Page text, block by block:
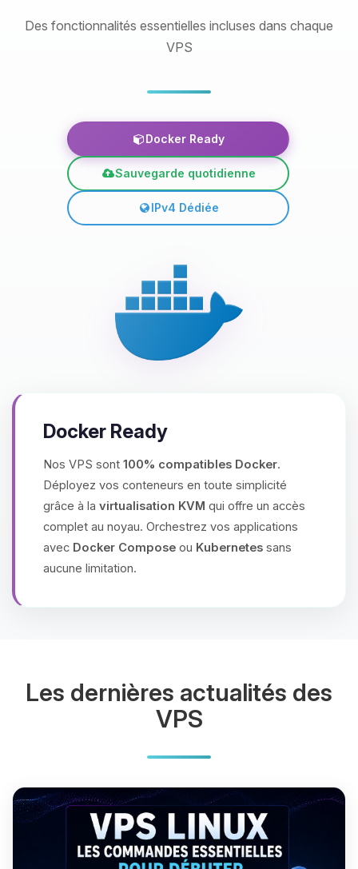
Des fonctionnalités essentielles incluses dans chaque
VPS
Docker Ready
Sauvegarde quotidienne
IPv4 Dédiée
Docker Ready
Nos VPS sont 100% compatibles Docker.
Déployez vos conteneurs en toute simplicité
grâce à la virtualisation KVM qui offre un accès
complet au noyau. Orchestrez vos applications
avec Docker Compose ou Kubernetes sans
aucune limitation.
Les dernières actualités des
VPS